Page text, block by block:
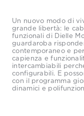
Un nuovo modo di
grande libertà: le
funzionali di Dielle
guardaroba
contemporaneo e
capienza e
intercambiabili
configurabili. E
con il programma
dinamici e